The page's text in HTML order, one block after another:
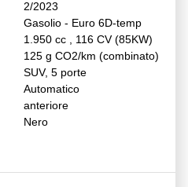
2/2023
Gasolio - Euro 6D-temp
1.950 cc , 116 CV (85KW)
125 g CO2/km (combinato)
SUV, 5 porte
Automatico
anteriore
Nero